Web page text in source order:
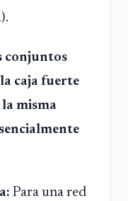
conjuntos
caja fuerte
misma
Para una red